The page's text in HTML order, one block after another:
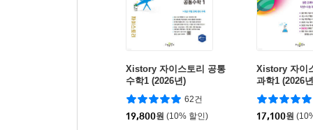
Xistory 자이스토리 공통
수학1 (2026년)
62건
19,800원 (10% 할인)
Xistory 자이
과학1 (2026
17,100원